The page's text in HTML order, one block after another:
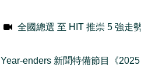
全國總選 至 HIT 推崇 5 強走
Year-enders 新聞特備節目《